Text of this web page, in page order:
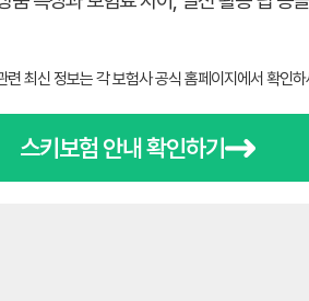
련 최신 정보는 각 보험사 공식 홈페이지에서 확인
스키보험 안내 확인하기